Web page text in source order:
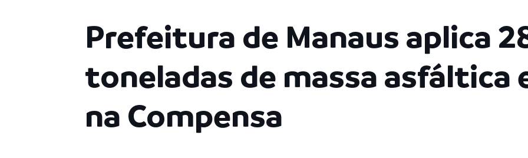
Prefeitura de Manaus aplica
toneladas de massa asfáltica
na Compensa